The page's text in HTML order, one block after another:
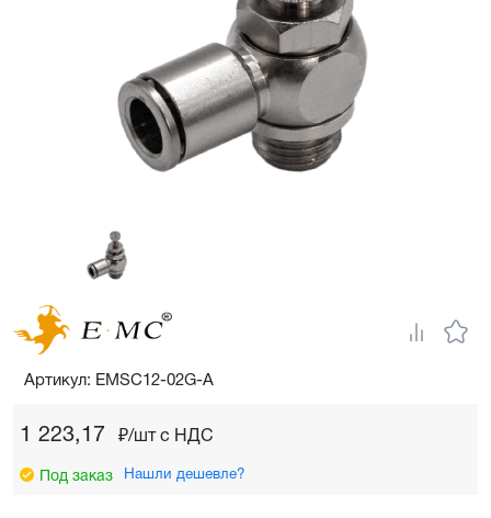
1 223,17 ₽/шт c НДС
Под заказ Нашли дешевле?
Артикул: EMSC12-02G-A